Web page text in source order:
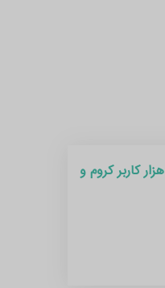
حمله گسترده بدافزار تروجان؛ ۳۰۰ هزار کاربر کروم و